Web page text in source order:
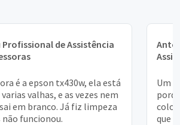
Profissional de Assistência
é a epson tx430w, ela está
valhas, e as vezes nem
em branco. Já fiz limpeza
funcionou.
Um
que